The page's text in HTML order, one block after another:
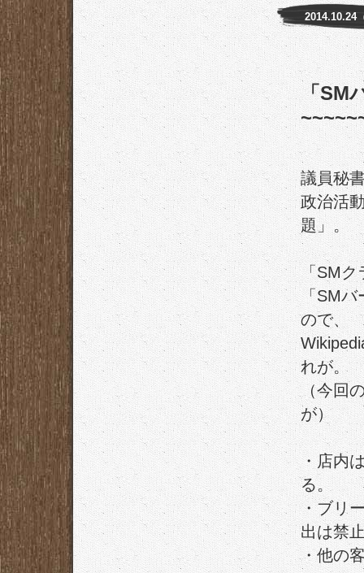
2014.10.24
「SM
議員秘
政治活
題」。
「SMク
「SMバ
ので、
れが。
（今回
が）
・店内
る。
・ブリ
出は禁
・他の